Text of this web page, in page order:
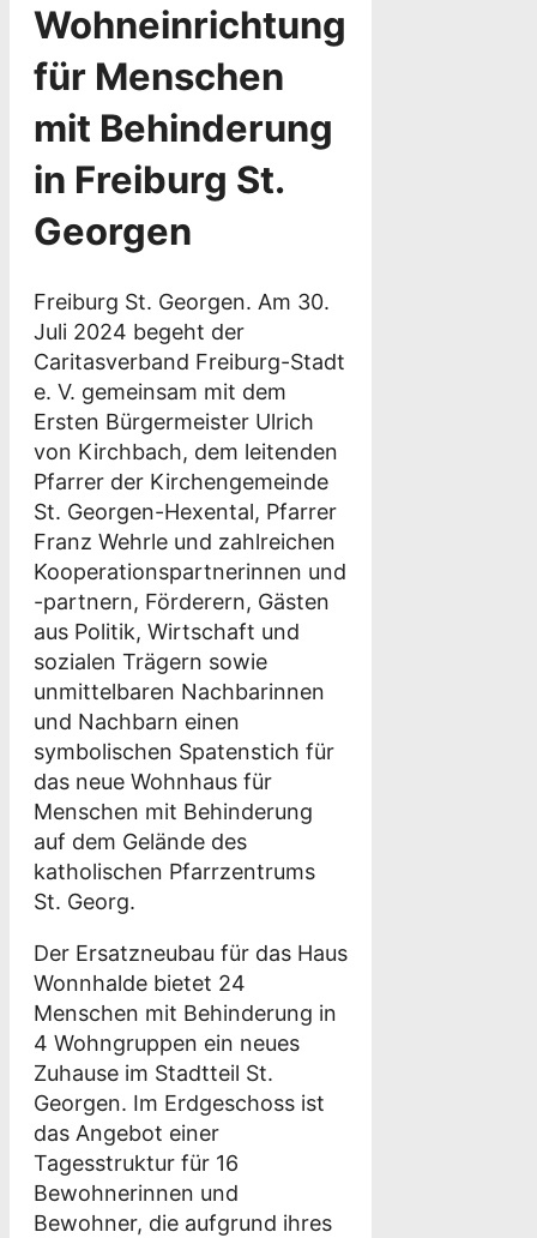
Wohneinrichtung
für Menschen
mit Behinderung
in Freiburg St.
Georgen
Freiburg St. Georgen. Am 30.
Juli 2024 begeht der
Caritasverband Freiburg-Stadt
e. V. gemeinsam mit dem
Ersten Bürgermeister Ulrich
von Kirchbach, dem leitenden
Pfarrer der Kirchengemeinde
St. Georgen-Hexental, Pfarrer
Franz Wehrle und zahlreichen
Kooperationspartnerinnen und
-partnern, Förderern, Gästen
aus Politik, Wirtschaft und
sozialen Trägern sowie
unmittelbaren Nachbarinnen
und Nachbarn einen
symbolischen Spatenstich für
das neue Wohnhaus für
Menschen mit Behinderung
auf dem Gelände des
katholischen Pfarrzentrums
St. Georg.
Der Ersatzneubau für das Haus
Wonnhalde bietet 24
Menschen mit Behinderung in
4 Wohngruppen ein neues
Zuhause im Stadtteil St.
Georgen. Im Erdgeschoss ist
das Angebot einer
Tagesstruktur für 16
Bewohnerinnen und
Bewohner, die aufgrund ihres